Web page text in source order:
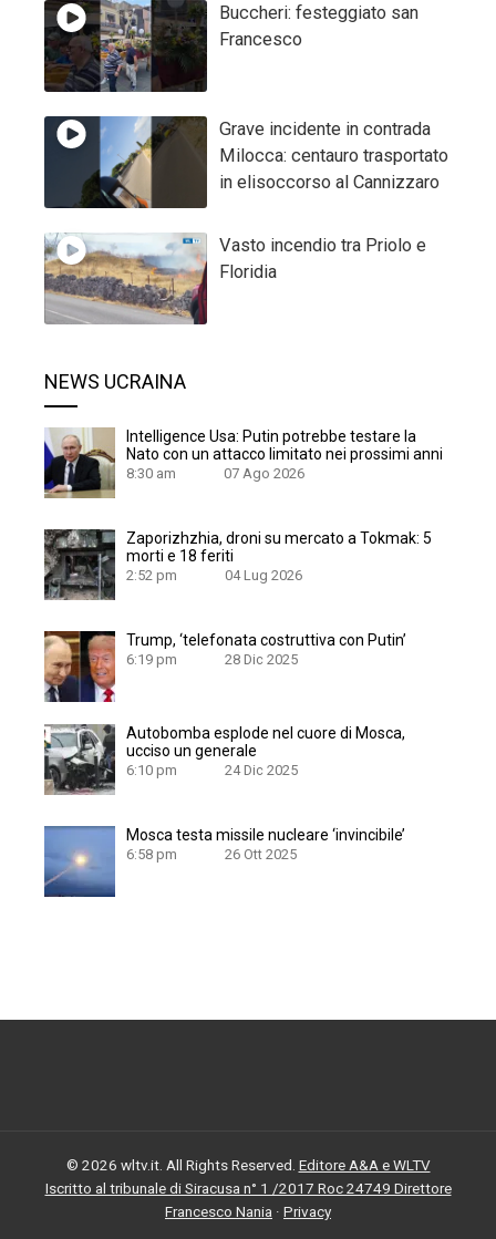
Buccheri: festeggiato san
Francesco
Grave incidente in contrada
Milocca: centauro trasportato
in elisoccorso al Cannizzaro
Vasto incendio tra Priolo e
Floridia
NEWS UCRAINA
Intelligence Usa: Putin potrebbe testare la
Nato con un attacco limitato nei prossimi anni
8:30 am 07 Ago 2026
Zaporizhzhia, droni su mercato a Tokmak: 5
morti e 18 feriti
2:52 pm 04 Lug 2026
Trump, ‘telefonata costruttiva con Putin’
6:19 pm 28 Dic 2025
Autobomba esplode nel cuore di Mosca,
ucciso un generale
6:10 pm 24 Dic 2025
Mosca testa missile nucleare ‘invincibile’
6:58 pm 26 Ott 2025
© 2026 wltv.it. All Rights Reserved. Editore A&A e WLTV
Iscritto al tribunale di Siracusa n° 1 /2017 Roc 24749 Direttore
Francesco Nania · Privacy